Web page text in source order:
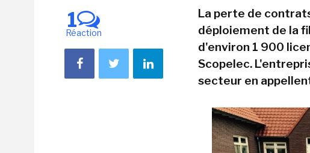
1
Réaction
La perte de
déploiement de la
d'environ 1 900
Scopelec.
secteur en